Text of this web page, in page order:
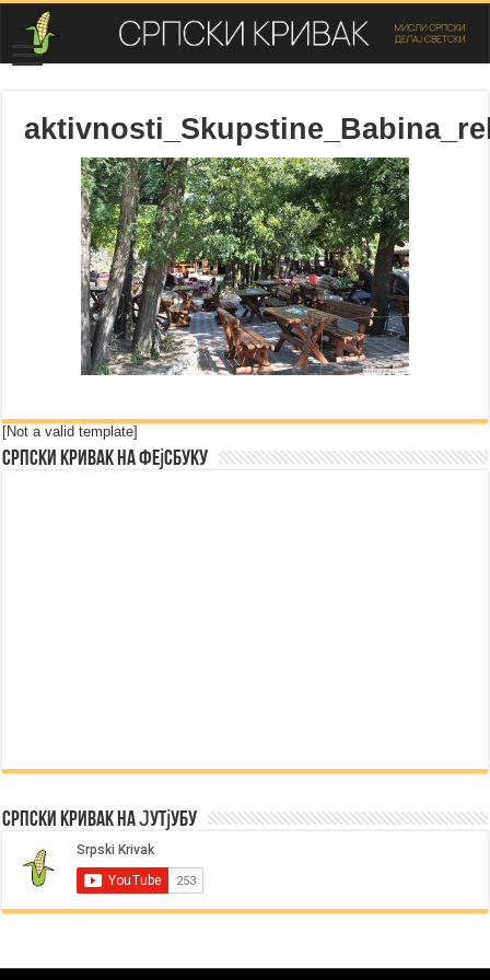
[Not a valid template]
Српски Кривак на Фејсбуку
Српски Кривак на Јутјубу